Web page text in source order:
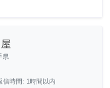
県
信時間: 1時間以内